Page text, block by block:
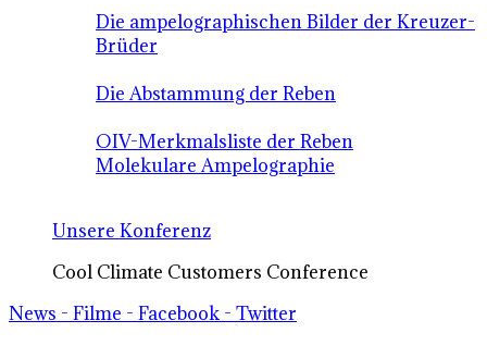
Die ampelographischen Bilder der Kreuzer-
Brüder
Die Abstammung der Reben
OIV-Merkmalsliste der Reben
Molekulare Ampelographie
Unsere Konferenz
Cool Climate Customers Conference
News - Filme - Facebook - Twitter